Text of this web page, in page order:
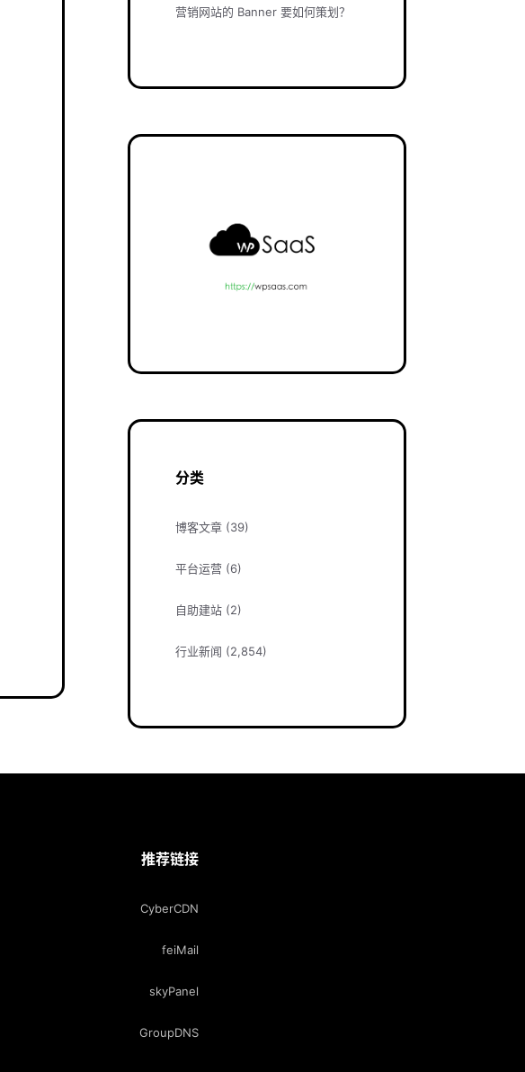
营销网站的 Banner 要如何策划？
分类
博客文章 (39)
平台运营 (6)
自助建站 (2)
行业新闻 (2,854)
推荐链接
CyberCDN
feiMail
skyPanel
GroupDNS